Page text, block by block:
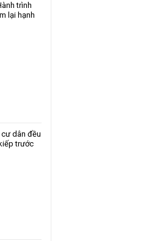
trình
lại hạnh
cư dân đều
trước